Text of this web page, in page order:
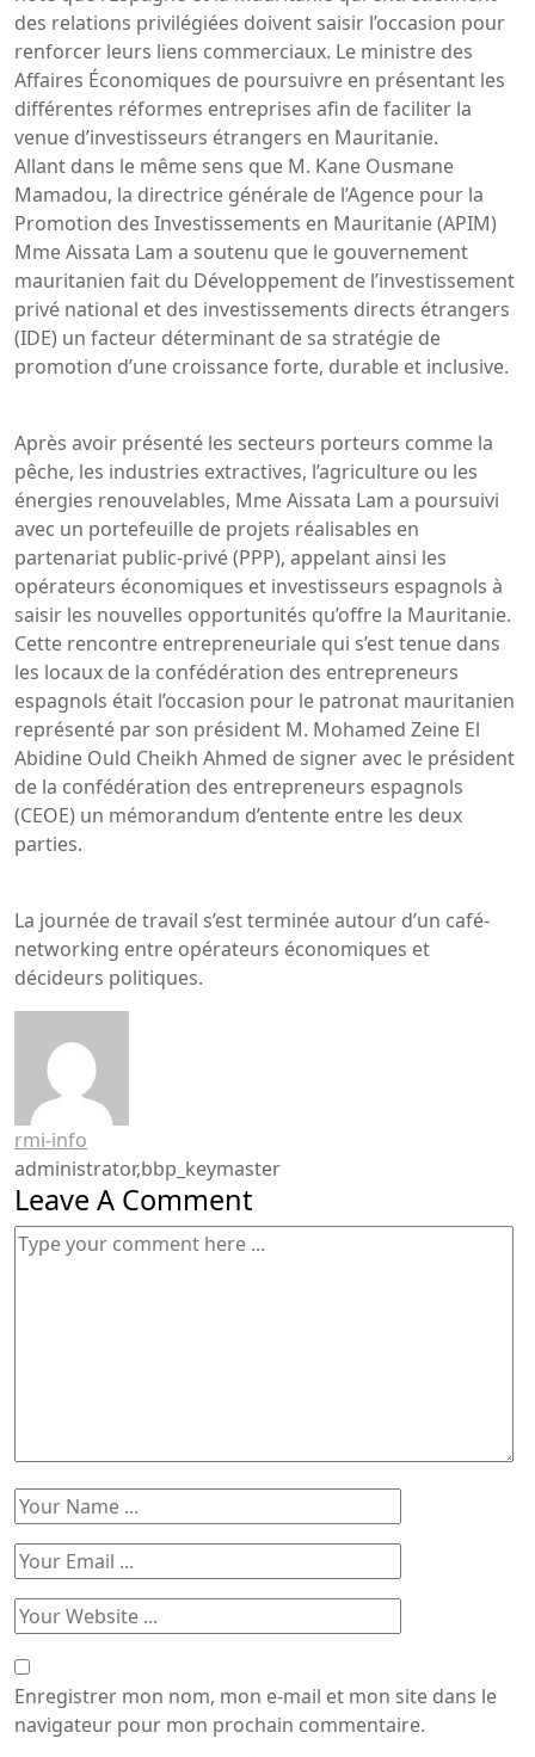
des relations privilégiées doivent saisir l’occasion pour
renforcer leurs liens commerciaux. Le ministre des
Affaires Économiques de poursuivre en présentant les
différentes réformes entreprises afin de faciliter la
venue d’investisseurs étrangers en Mauritanie.
Allant dans le même sens que M. Kane Ousmane
Mamadou, la directrice générale de l’Agence pour la
Promotion des Investissements en Mauritanie (APIM)
Mme Aissata Lam a soutenu que le gouvernement
mauritanien fait du Développement de l’investissement
privé national et des investissements directs étrangers
(IDE) un facteur déterminant de sa stratégie de
promotion d’une croissance forte, durable et inclusive.
Après avoir présenté les secteurs porteurs comme la
pêche, les industries extractives, l’agriculture ou les
énergies renouvelables, Mme Aissata Lam a poursuivi
avec un portefeuille de projets réalisables en
partenariat public-privé (PPP), appelant ainsi les
opérateurs économiques et investisseurs espagnols à
saisir les nouvelles opportunités qu’offre la Mauritanie.
Cette rencontre entrepreneuriale qui s’est tenue dans
les locaux de la confédération des entrepreneurs
espagnols était l’occasion pour le patronat mauritanien
représenté par son président M. Mohamed Zeine El
Abidine Ould Cheikh Ahmed de signer avec le président
de la confédération des entrepreneurs espagnols
(CEOE) un mémorandum d’entente entre les deux
parties.
La journée de travail s’est terminée autour d’un café-
networking entre opérateurs économiques et
décideurs politiques.
rmi-info
administrator,bbp_keymaster
Leave A Comment
Enregistrer mon nom, mon e-mail et mon site dans le
navigateur pour mon prochain commentaire.